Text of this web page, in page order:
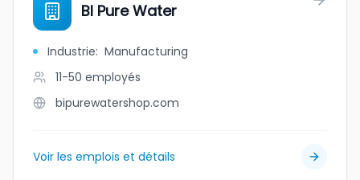
BI Pure Water
Industrie: Manufacturing
11-50 employés
bipurewatershop.com
Voir les emplois et détails